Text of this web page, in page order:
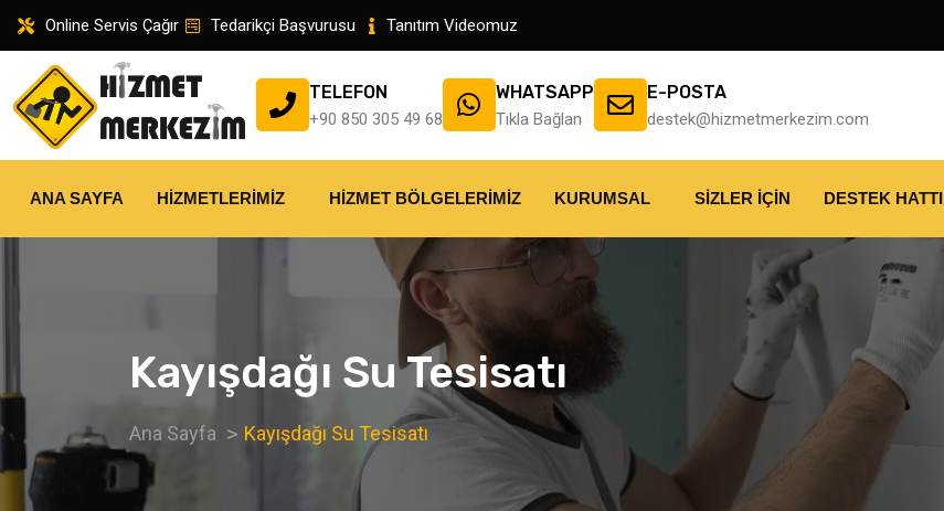
Online Servis Çağır Tedarikçi Başvurusu Tanıtım Videomuz
TELEFON
+90 850 305 49 68
WHATSAPP
Tıkla Bağlan
E-POSTA
destek@hizmetmerkezim.com
ANA SAYFA HIZMETLERIMIZ HIZMET BÖLGELERIMIZ KURUMSAL SIZLER İÇIN DESTEK HATTI
Kayışdağı Su Tesisatı
Ana Sayfa Kayışdağı Su Tesisatı